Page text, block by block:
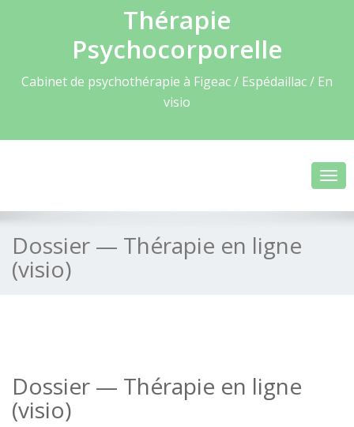
Thérapie
Psychocorporelle
Cabinet de psychothérapie à Figeac / Espédaillac / En
visio
Dossier — Thérapie en ligne
(visio)
Dossier — Thérapie en ligne
(visio)